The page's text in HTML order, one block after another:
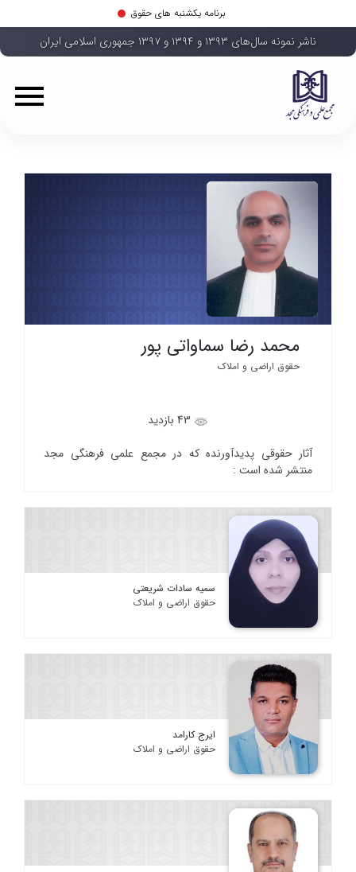
برنامه یکشنبه های حقوق
ناشر نمونه سال‌های ۱۳۹۳ و ۱۳۹۴ و ۱۳۹۷ جمهوری اسلامی ایران
محمد رضا سماواتی پور
حقوق اراضی و املاک
آثار حقوقی پدیدآورنده که در مجمع علمی فرهنگی مجد
منتشر شده است :
سمیه سادات شریعتی
حقوق اراضی و املاک
ایرج کارامد
حقوق اراضی و املاک